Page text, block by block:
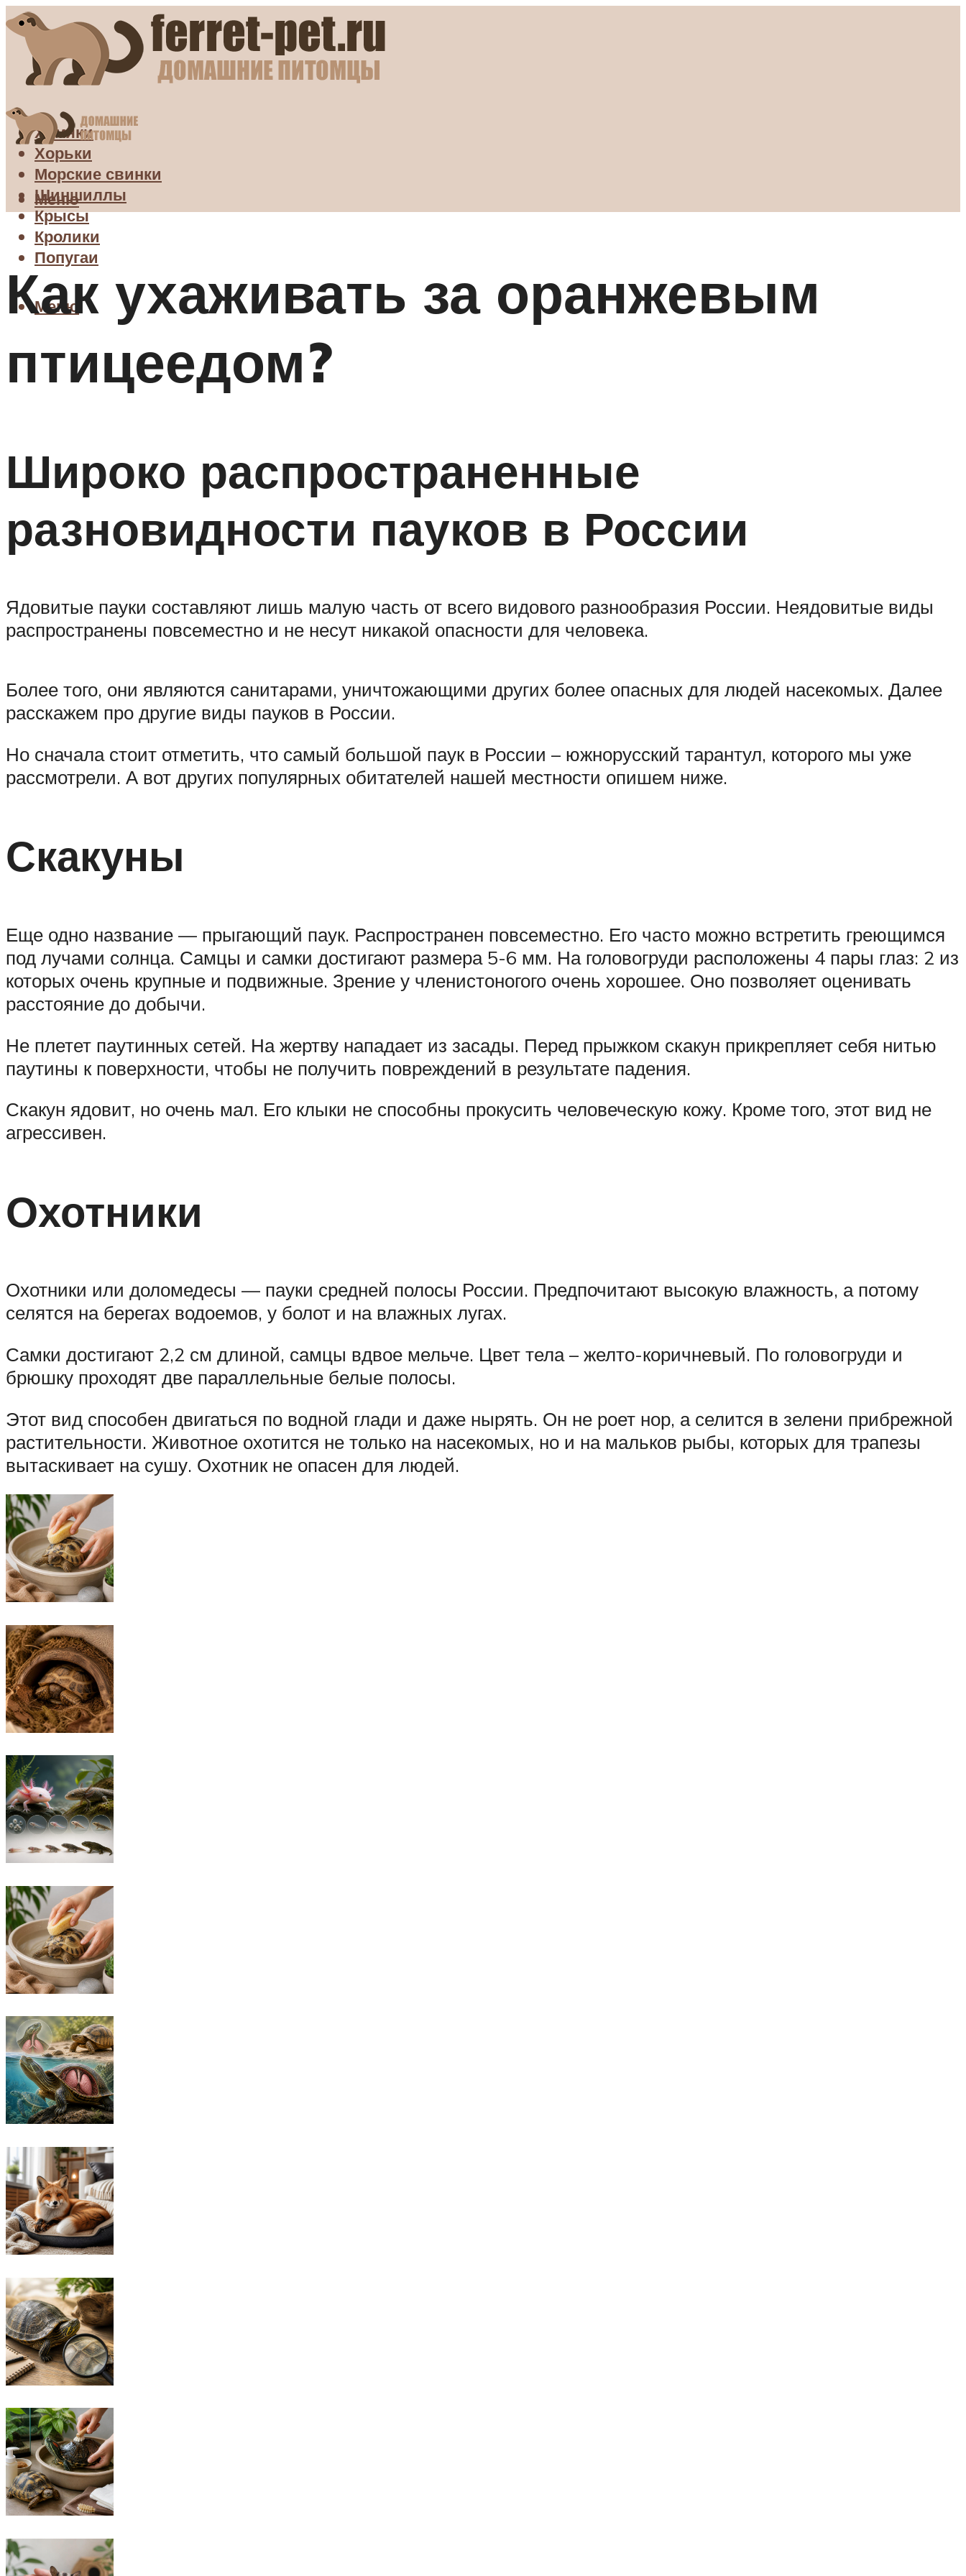
Хомяки
Хорьки
Морские свинки
Шиншиллы
Крысы
Кролики
Попугаи
Меню
Меню
Как ухаживать за оранжевым
птицеедом?
Широко распространенные
разновидности пауков в России
Ядовитые пауки составляют лишь малую часть от всего видового разнообразия России. Неядовитые виды
распространены повсеместно и не несут никакой опасности для человека.
Более того, они являются санитарами, уничтожающими других более опасных для людей насекомых. Далее
расскажем про другие виды пауков в России.
Но сначала стоит отметить, что самый большой паук в России – южнорусский тарантул, которого мы уже
рассмотрели. А вот других популярных обитателей нашей местности опишем ниже.
Скакуны
Еще одно название — прыгающий паук. Распространен повсеместно. Его часто можно встретить греющимся
под лучами солнца. Самцы и самки достигают размера 5-6 мм. На головогруди расположены 4 пары глаз: 2 из
которых очень крупные и подвижные. Зрение у членистоногого очень хорошее. Оно позволяет оценивать
расстояние до добычи.
Не плетет паутинных сетей. На жертву нападает из засады. Перед прыжком скакун прикрепляет себя нитью
паутины к поверхности, чтобы не получить повреждений в результате падения.
Скакун ядовит, но очень мал. Его клыки не способны прокусить человеческую кожу. Кроме того, этот вид не
агрессивен.
Охотники
Охотники или доломедесы — пауки средней полосы России. Предпочитают высокую влажность, а потому
селятся на берегах водоемов, у болот и на влажных лугах.
Самки достигают 2,2 см длиной, самцы вдвое мельче. Цвет тела – желто-коричневый. По головогруди и
брюшку проходят две параллельные белые полосы.
Этот вид способен двигаться по водной глади и даже нырять. Он не роет нор, а селится в зелени прибрежной
растительности. Животное охотится не только на насекомых, но и на мальков рыбы, которых для трапезы
вытаскивает на сушу. Охотник не опасен для людей.